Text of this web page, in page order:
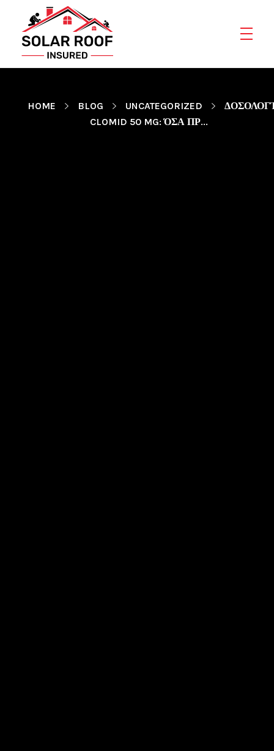
Solar Roof Insured
HOME BLOG UNCATEGORIZED
CLOMID 50 MG: ΌΣΑ ΠΡ...